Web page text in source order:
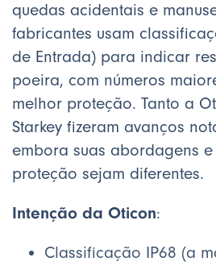
quedas acidentais e
fabricantes usam
de Entrada) para indicar
poeira, com números
melhor proteção. Tanto a
Starkey fizeram avanços
embora suas abordagens
proteção sejam diferentes.
Intenção da Oticon:
Classificação IP68 (a